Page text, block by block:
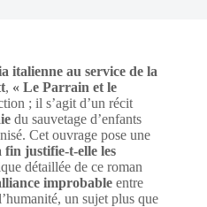
italienne au service de la
, « Le Parrain et le
; il s’agit d’un récit
du sauvetage d’enfants
Cet ouvrage pose une
fin justifie-t-elle les
détaillée de ce roman
improbable entre
un sujet plus que